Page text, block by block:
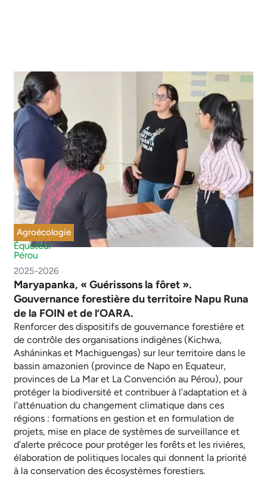
Agroécologie
Équateur
Pérou
2025-2026
Maryapanka, « Guérissons la fôret ».
Gouvernance forestière du territoire Napu Runa
de la FOIN et de l’OARA.
Renforcer des dispositifs de gouvernance forestière et
de contrôle des organisations indigènes (Kichwa,
Asháninkas et Machiguengas) sur leur territoire dans le
bassin amazonien (province de Napo en Equateur,
provinces de La Mar et La Convención au Pérou), pour
protéger la biodiversité et contribuer à l’adaptation et à
l’atténuation du changement climatique dans ces
régions : formations en gestion et en formulation de
projets, mise en place de systèmes de surveillance et
d’alerte précoce pour protéger les forêts et les rivières,
élaboration de politiques locales qui donnent la priorité
à la conservation des écosystèmes forestiers.